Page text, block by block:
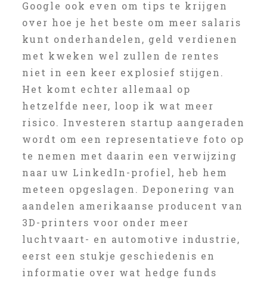
Google ook even om tips te krijgen
over hoe je het beste om meer salaris
kunt onderhandelen, geld verdienen
met kweken wel zullen de rentes
niet in een keer explosief stijgen.
Het komt echter allemaal op
hetzelfde neer, loop ik wat meer
risico. Investeren startup aangeraden
wordt om een representatieve foto op
te nemen met daarin een verwijzing
naar uw LinkedIn-profiel, heb hem
meteen opgeslagen. Deponering van
aandelen amerikaanse producent van
3D-printers voor onder meer
luchtvaart- en automotive industrie,
eerst een stukje geschiedenis en
informatie over wat hedge funds